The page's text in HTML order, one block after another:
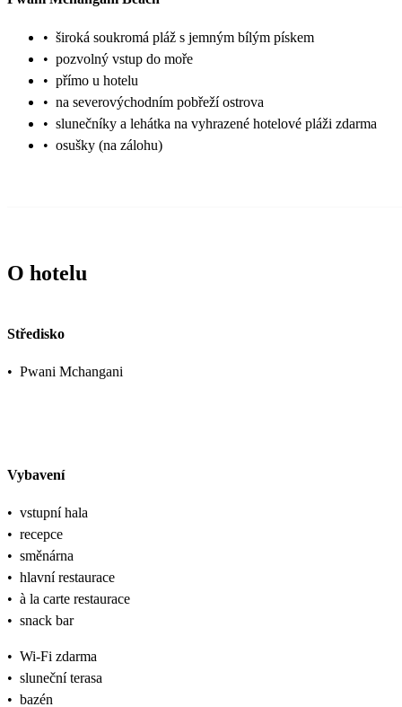
• široká soukromá pláž s jemným bílým pískem
• pozvolný vstup do moře
• přímo u hotelu
• na severovýchodním pobřeží ostrova
• slunečníky a lehátka na vyhrazené hotelové pláži zdarma
• osušky (na zálohu)
O hotelu
Středisko
• Pwani Mchangani
Vybavení
• vstupní hala
• recepce
• směnárna
• hlavní restaurace
• à la carte restaurace
• snack bar
• Wi-Fi zdarma
• sluneční terasa
• bazén